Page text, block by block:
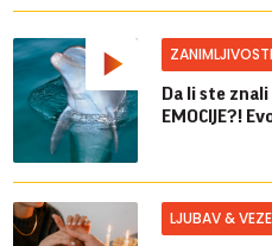
ZANIMLJIVOSTI
Da li ste znali
EMOCIJE?!
LJUBAV & VEZE